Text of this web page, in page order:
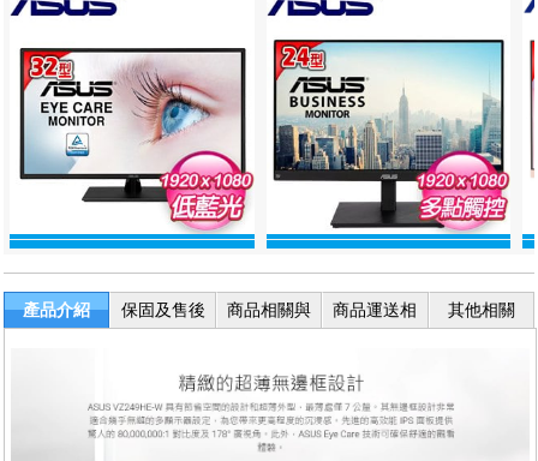
產品介紹
保固及售後
商品相關與
商品運送相
其他相關